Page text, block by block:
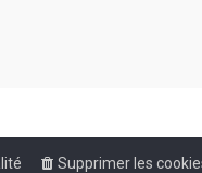
Supprimer les